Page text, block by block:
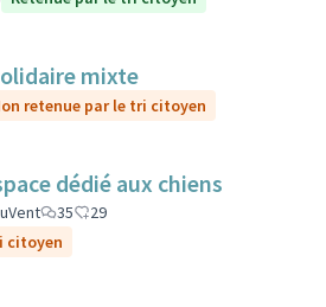
mixte
retenue par le tri citoyen
dédié aux chiens
35
29
citoyen